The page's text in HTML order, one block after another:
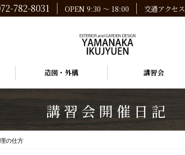
782-8031 OPEN 9:30 ～ 18:00 交通アクセス
造園・外構 講習会
講習会開催日記
の仕方